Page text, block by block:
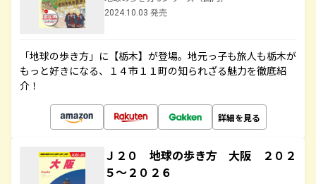
2024.10.03 発売
「地球の歩き方」に【栃木】が登場。地元っ子も旅人も栃木が
もっと好きになる、１４市１１町の知られざる魅力を徹底紹
介！
詳細を見る
Ｊ２０ 地球の歩き方 大阪 ２０２
５～２０２６